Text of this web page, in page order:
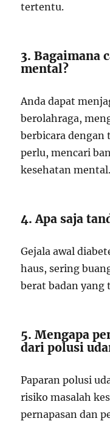
tertentu.
3. Bagaimana
mental?
Anda dapat
berolahraga,
berbicara dengan
perlu, mencari
kesehatan mental.
4. Apa saja
Gejala awal
haus, sering
berat badan yang
5. Mengapa
dari polusi
Paparan polusi
risiko masalah
pernapasan dan